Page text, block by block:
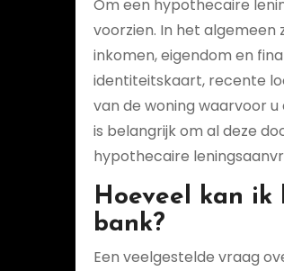
Om een hypothecaire
voorzien. In het
inkomen, eigendom en
identiteitskaart, recente
van de woning waarvoor
is belangrijk om al deze
hypothecaire
Hoeveel kan ik
bank?
Een veelgestelde vraag